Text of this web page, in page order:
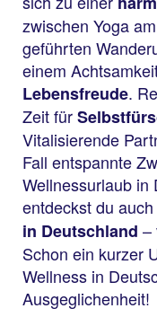
zwischen Yoga
geführten
einem
Lebensfreude.
Zeit für
Vitalisierende
Fall entspannte
Wellnessurlaub in
entdeckst du
in Deutschland –
Schon ein kurzer
Wellness in
Ausgeglichenheit!